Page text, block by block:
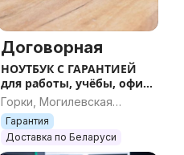
Договорная
НОУТБУК С ГАРАНТИЕЙ
для работы, учёбы, офиса
и игр
Горки, Могилевская
область
Гарантия
Доставка по Беларуси